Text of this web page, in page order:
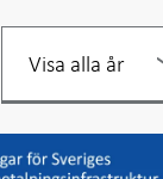
per
år